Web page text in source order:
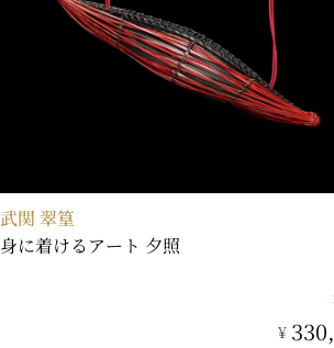
武関 翠篁
身に着けるアート 夕照
¥